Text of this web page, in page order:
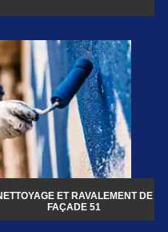
ET RAVALEMENT DE
FAÇADE 51